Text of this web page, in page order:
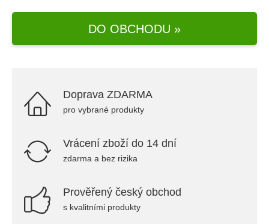
DO OBCHODU »
Doprava ZDARMA
pro vybrané produkty
Vrácení zboží do 14 dní
zdarma a bez rizika
Prověřený český obchod
s kvalitními produkty